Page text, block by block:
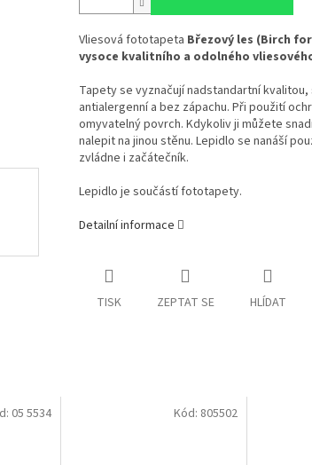
Vliesová fototapeta Březový les (Birch
vysoce kvalitního a odolného
Tapety se vyznačují nadstandartní
antialergenní a bez zápachu. Při použití
omyvatelný povrch. Kdykoliv ji můžete
nalepit na jinou stěnu. Lepidlo se nanáší
zvládne i začátečník.
Lepidlo je součástí fototapety.
Detailní informace
TISK ZEPTAT SE HLÍDAT
05 5534 Kód: 805502